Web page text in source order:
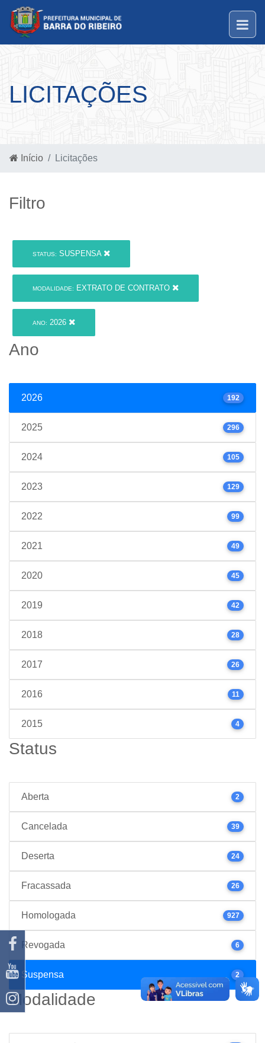
LICITAÇÕES
Início Licitações
Filtro
STATUS: SUSPENSA
MODALIDADE: EXTRATO DE CONTRATO
ANO: 2026
Ano
2026 192
2025 296
2024 105
2023 129
2022 99
2021 49
2020 45
2019 42
2018 28
2017 26
2016 11
2015 4
Status
Aberta 2
Cancelada 39
Deserta 24
Fracassada 26
Homologada 927
Revogada 6
Suspensa 2
Modalidade